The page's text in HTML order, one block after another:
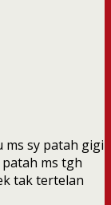
ms sy patah gigi
ms tgh
tak tertelan